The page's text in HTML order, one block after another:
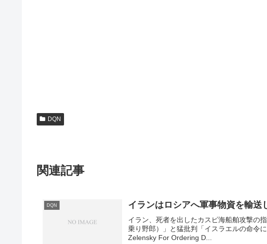
DQN
関連記事
DQN イランはロシアへ軍事物資を輸送
イラン、死者を出したカスピ海船舶攻撃の
乗り野郎）」と猛批判「イスラエルの命令
Zelensky For Ordering D...